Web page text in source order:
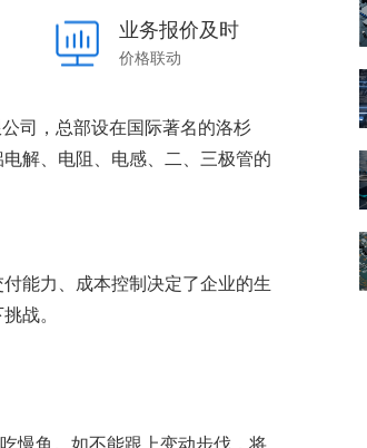
替代料管理
业务报价及时
价格联动
司，总部设在国际著名的洛杉
解、电阻、电感、二、三极管的
能力、成本控制决定了企业的生
战。
慢鱼。如不能跟上变动步伐，将